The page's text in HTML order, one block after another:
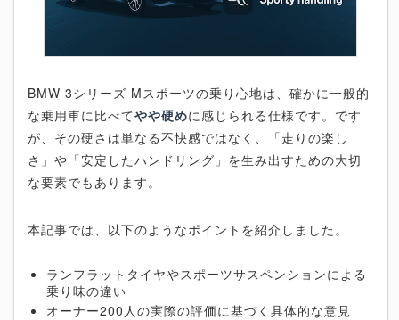
BMW 3シリーズ Mスポーツの乗り心地は、確かに一般的
な乗用車に比べてやや硬めに感じられる仕様です。です
が、その硬さは単なる不快感ではなく、「走りの楽し
さ」や「安定したハンドリング」を生み出すための大切
な要素でもあります。
本記事では、以下のようなポイントを紹介しました。
ランフラットタイヤやスポーツサスペンションによる
乗り味の違い
オーナー200人の実際の評価に基づく具体的な意見